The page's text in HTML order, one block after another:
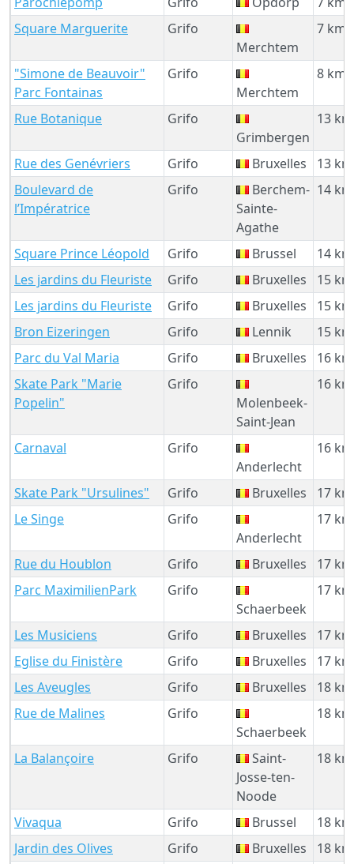
Square Marguerite
Grifo
Merchtem
7 km
"Simone de Beauvoir"
Parc Fontainas
Grifo
Merchtem
8 km
Rue Botanique
Grifo
Grimbergen
13 km
Rue des Genévriers Grifo Bruxelles
13 km
Boulevard de
l’Impératrice
Grifo
Berchem-
Sainte-
Agathe
14 km
Square Prince Léopold Grifo Brussel
14 km
Les jardins du Fleuriste
Grifo Bruxelles
15 km
Les jardins du Fleuriste
Grifo Bruxelles
15 km
Bron Eizeringen
Grifo Lennik
15 km
Parc du Val Maria
Grifo Bruxelles
16 km
Skate Park "Marie
Popelin"
Grifo
Molenbeek-
Saint-Jean
16 km
Carnaval
Grifo
Anderlecht
16 km
Skate Park "Ursulines" Grifo Bruxelles
17 km
Le Singe
Grifo
Anderlecht
17 km
Rue du Houblon Grifo Bruxelles
17 km
Parc MaximilienPark
Grifo
Schaerbeek
17 km
Les Musiciens Grifo Bruxelles
17 km
Eglise du Finistère
Grifo Bruxelles
17 km
Les Aveugles
Grifo Bruxelles
18 km
Rue de Malines
Grifo
Schaerbeek
18 km
La Balançoire Grifo
Saint-
Josse-ten-
Noode
18 km
Vivaqua Grifo Brussel
18 km
Jardin des Olives
Grifo Bruxelles
18 km